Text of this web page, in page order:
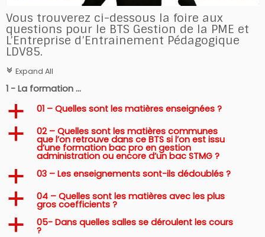
Vous trouverez ci-dessous la foire aux
questions pour le BTS Gestion de la PME et
L’Entreprise d’Entrainement Pédagogique
LDV85.
c Expand All
1 - La formation ...
a 01 – Quelles sont les matières enseignées ?
a 02 – Quelles sont les matières communes
que l’on retrouve dans ce BTS si l’on est issu
d’une formation bac pro en gestion
administration ou encore d’un bac STMG ?
a 03 – Les enseignements sont-ils dédoublés ?
a 04 – Quelles sont les matières avec les plus
gros coefficients ?
a 05- Dans quelles salles se déroulent les cours
?